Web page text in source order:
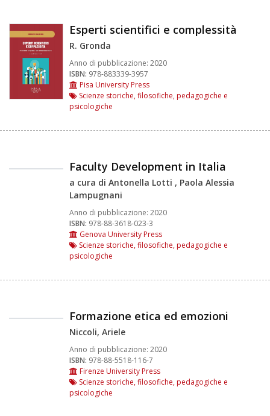
Esperti scientifici e complessità
R. Gronda
Anno di pubblicazione: 2020
ISBN: 978-883339-3957
Pisa University Press
Scienze storiche, filosofiche, pedagogiche e
psicologiche
Faculty Development in Italia
a cura di Antonella Lotti , Paola Alessia
Lampugnani
Anno di pubblicazione: 2020
ISBN: 978-88-3618-023-3
Genova University Press
Scienze storiche, filosofiche, pedagogiche e
psicologiche
Formazione etica ed emozioni
Niccoli, Ariele
Anno di pubblicazione: 2020
ISBN: 978-88-5518-116-7
Firenze University Press
Scienze storiche, filosofiche, pedagogiche e
psicologiche